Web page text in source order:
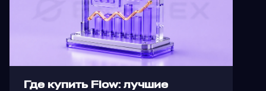
Где купить Flow: лучшие